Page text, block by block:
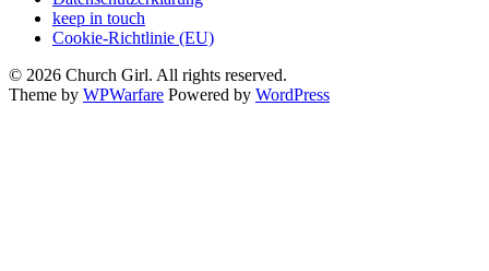
keep in touch
Cookie-Richtlinie (EU)
© 2026 Church Girl. All rights reserved.
Theme by WPWarfare Powered by WordPress